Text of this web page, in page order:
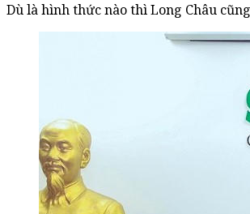
Dù là hình thức nào thì Long Châu